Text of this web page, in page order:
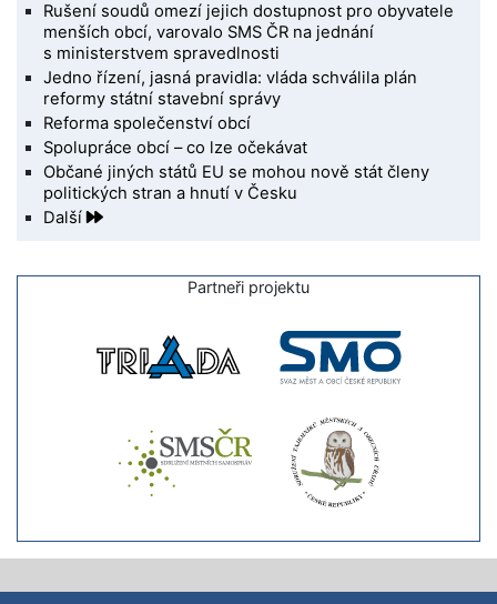
Rušení soudů omezí jejich dostupnost pro obyvatele
menších obcí, varovalo SMS ČR na jednání
s ministerstvem spravedlnosti
Jedno řízení, jasná pravidla: vláda schválila plán
reformy státní stavební správy
Reforma společenství obcí
Spolupráce obcí – co lze očekávat
Občané jiných států EU se mohou nově stát členy
politických stran a hnutí v Česku
Další
Partneři projektu